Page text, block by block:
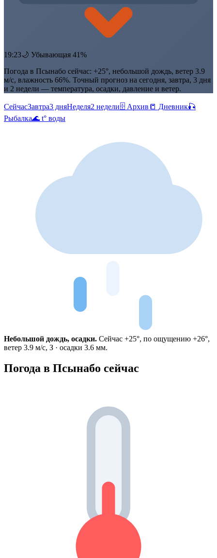
19:23🌙 Убывающая 41%
Погода в Псынабо сейчас: +25°, небольшой дождь, ветер 3.9
м/с, влажность 66%. Точный прогноз на сегодня, завтра, 3 дня
и 2 недели — температура, осадки, давление и ветер.
СейчасЗавтра3 дняНеделя2 недели🗄 Архив 📒 Дневник🎣
Рыбалка🌊 t° воды
Небольшой дождь, осадки. Сейчас +25°, по ощущению +26°,
ветер 3.9 м/с, З · осадки 3.6 мм.
Погода в Псынабо сейчас